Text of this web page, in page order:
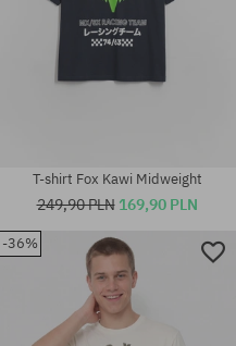
Dostępne rozmiary:
T-shirt Fox Kawi Midweight
249,90 PLN 169,90 PLN
-36%